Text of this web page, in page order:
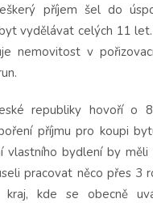
příjem šel do
vydělávat celých 11
nemovitost v
republiky hovoří o
příjmu pro koupi
vlastního bydlení by měli
pracovat něco přes 3
kraj, kde se obecně